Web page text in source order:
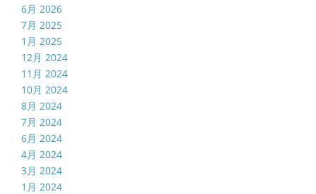
6月 2026
7月 2025
1月 2025
12月 2024
11月 2024
10月 2024
8月 2024
7月 2024
6月 2024
4月 2024
3月 2024
1月 2024